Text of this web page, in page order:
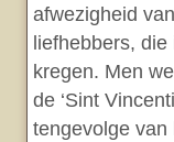
afwezigheid
liefhebbers,
kregen. Men
de ‘Sint
tengevolge